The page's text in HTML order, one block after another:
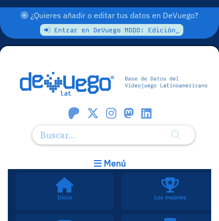
¿Quieres añadir o editar tus datos en DeVuego?
Entrar en DeVuego MODO: Edición_
Menú
Inicio Los mejores